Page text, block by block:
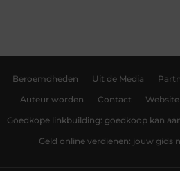
Beroemdheden Uit de Media
Auteur worden Contact
Goedkope linkbuilding: goedkoop kan
Geld online verdienen: jouw gids